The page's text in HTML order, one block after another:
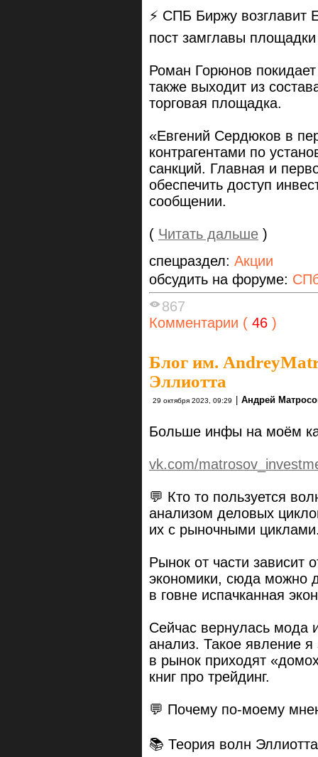
⚡️ СПБ Биржу возглавит
пост замглавы площадки
Роман Горюнов
также выходит из
торговая площадка.
«Евгений Сердюков в
контрагентами по
санкций. Главная и
обеспечить доступ
сообщении.
( Читать дальше )
спецраздел: Акции
обсудить на форуме:
867
Комментарии ( 46 )
Блог им.
Эллиотта
29 октября 2023, 09:29 Андрей
Больше инфы на моём
vk.com/
💬 Кто то пользуется
анализом деловых
их с рыночными
Рынок от части зависит
экономики, сюда можно
в говне испачканная
Сейчас вернулась мода
анализ. Такое явление я
в рынок приходят
книг про трейдинг.
💬 Почему по-моему
📚 Теория волн